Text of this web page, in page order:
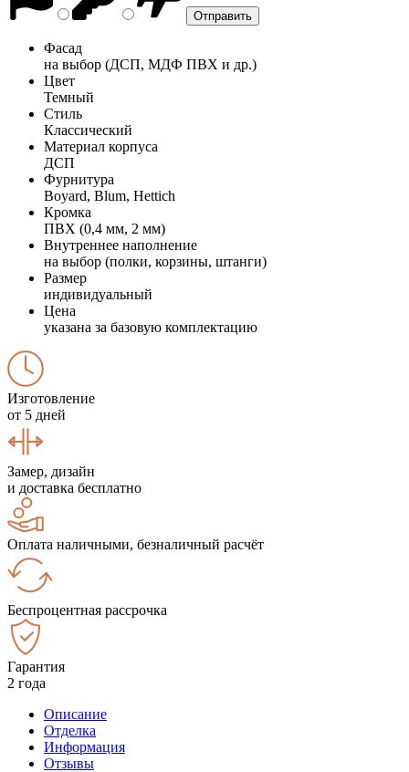
Фасад
на выбор (ДСП, МДФ ПВХ и др.)
Цвет
Темный
Стиль
Классический
Материал корпуса
ДСП
Фурнитура
Boyard, Blum, Hettich
Кромка
ПВХ (0,4 мм, 2 мм)
Внутреннее наполнение
на выбор (полки, корзины, штанги)
Размер
индивидуальный
Цена
указана за базовую комплектацию
Изготовление
от 5 дней
Замер, дизайн
и доставка бесплатно
Оплата наличными, безналичный расчёт
Беспроцентная рассрочка
Гарантия
2 года
Описание
Отделка
Информация
Отзывы